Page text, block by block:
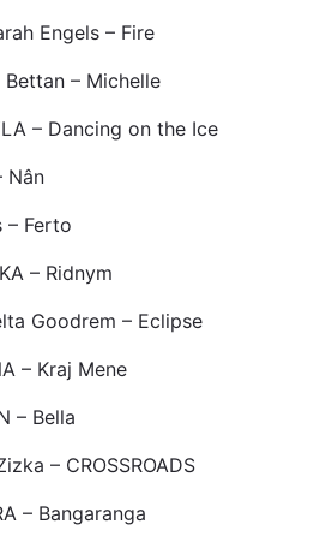
Engels – Fire
Bettan – Michelle
– Dancing on the Ice
Nân
– Ferto
– Ridnym
Goodrem – Eclipse
– Kraj Mene
– Bella
– CROSSROADS
– Bangaranga